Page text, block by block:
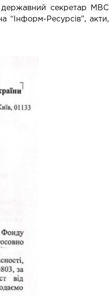
державний секретар МВС
“Інформ-Ресурсів”, акти,